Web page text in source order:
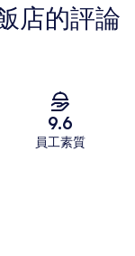
店的評論
9.6
員工素質